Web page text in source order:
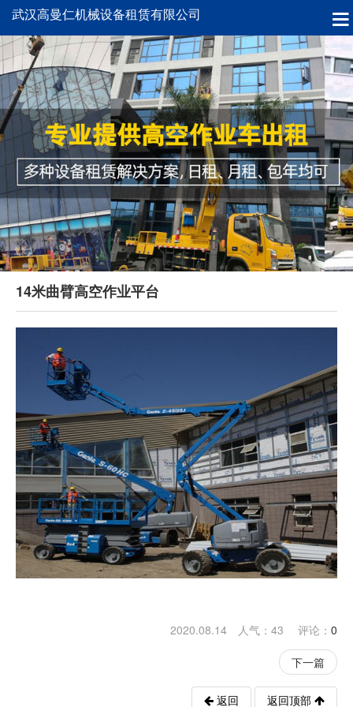
武汉高曼仁机械设备租赁有限公司
14米曲臂高空作业平台
2020.08.14 人气： 43 评论： 0
下一篇
返回 返回顶部